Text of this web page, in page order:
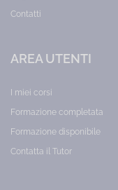
Contatti
AREA UTENTI
I miei corsi
Formazione completata
Formazione disponibile
Contatta il Tutor